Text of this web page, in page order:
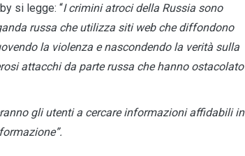
si legge: “I crimini atroci della Russia sono
russa che utilizza siti web che diffondono
la violenza e nascondendo la verità sulla
attacchi da parte russa che hanno ostacolato
gli utenti a cercare informazioni affidabili in